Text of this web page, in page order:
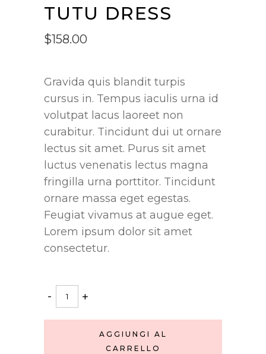
TUTU DRESS
$158.00
Gravida quis blandit turpis
cursus in. Tempus iaculis urna id
volutpat lacus laoreet non
curabitur. Tincidunt dui ut ornare
lectus sit amet. Purus sit amet
luctus venenatis lectus magna
fringilla urna porttitor. Tincidunt
ornare massa eget egestas.
Feugiat vivamus at augue eget.
Lorem ipsum dolor sit amet
consectetur.
dress
quantity
- +
AGGIUNGI AL
CARRELLO